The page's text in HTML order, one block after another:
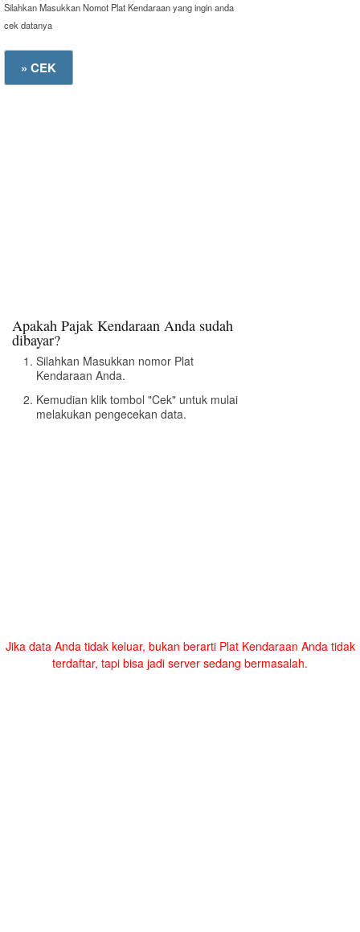
Silahkan Masukkan Nomot Plat Kendaraan yang ingin anda
cek datanya
Apakah Pajak Kendaraan Anda sudah
dibayar?
Silahkan Masukkan nomor Plat
Kendaraan Anda.
Kemudian klik tombol "Cek" untuk mulai
melakukan pengecekan data.
Jika data Anda tidak keluar, bukan berarti Plat Kendaraan Anda tidak
terdaftar, tapi bisa jadi server sedang bermasalah.